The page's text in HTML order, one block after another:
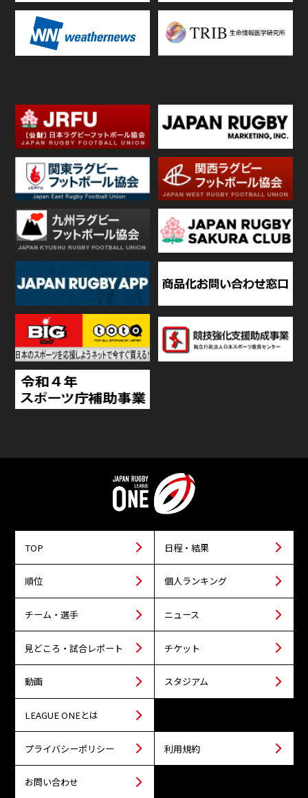
TOP 日程・結果
順位 個人ランキング
チーム・選手 ニュース
見どころ・試合レポート チケット
動画 スタジアム
LEAGUE ONEとは
プライバシーポリシー 利用規約
お問い合わせ